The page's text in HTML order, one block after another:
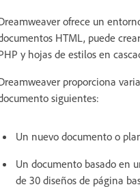
ofrece un
HTML, puede
y hojas de estilos en
proporciona
siguientes:
Un nuevo documento o
Un documento basado en
de 30 diseños de página